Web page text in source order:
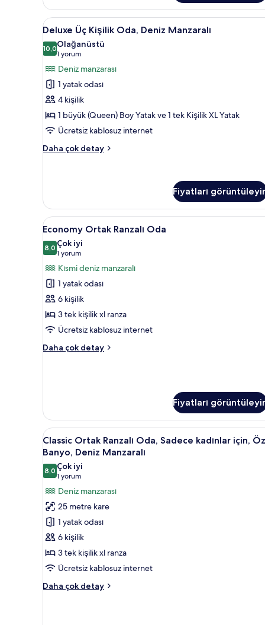
Balkon/Veranda,
Marina
Manzaralı
hakkında
daha
fazla
detay
Deluxe
Üç
Kişilik
Oda,
Deniz
Manzaralı
için
tüm
fotoğrafları
görün
Deluxe Üç Kişilik Oda, Deniz
5
Deluxe Üç Kişilik Oda, Deniz Manzaralı
10,010,0 / 10
Olağanüstü
1 yorum
(1
yorum)
Deniz manzarası
1 yatak odası
4 kişilik
1 büyük (Queen) Boy Yatak ve 1 tek Kişilik XL Yatak
Ücretsiz kablosuz internet
Daha çok detay
Deluxe
Manzaralı
hakkında
daha
fazla
detay
Fiyatları
Economy
Ortak
Ranzalı
Oda
için
tüm
fotoğrafları
görün
Kaliteli yatak takımı, dizüstü
3
Economy Ortak Ranzalı Oda
8,08,0 / 10
Çok iyi
1 yorum
(1
yorum)
Kısmi deniz manzaralı
1 yatak odası
6 kişilik
3 tek kişilik xl ranza
Ücretsiz kablosuz internet
Daha çok detay
Economy
fazla
detay
Fiyatları
Classic
Ortak
Ranzalı
Oda,
Sadece
kadınlar
için,
Özel
Banyo,
Deniz
Manzaralı
için
Classic Ortak Ranzalı Oda,
4
Classic Ortak Ranzalı Oda, Sadece kadınlar için,
Banyo, Deniz Manzaralı
8,08,0 / 10
Çok iyi
1 yorum
(1
yorum)
Deniz manzarası
25 metre kare
1 yatak odası
6 kişilik
3 tek kişilik xl ranza
Ücretsiz kablosuz internet
Daha çok detay
Classic